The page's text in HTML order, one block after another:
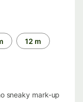
12 m
sneaky mark-up